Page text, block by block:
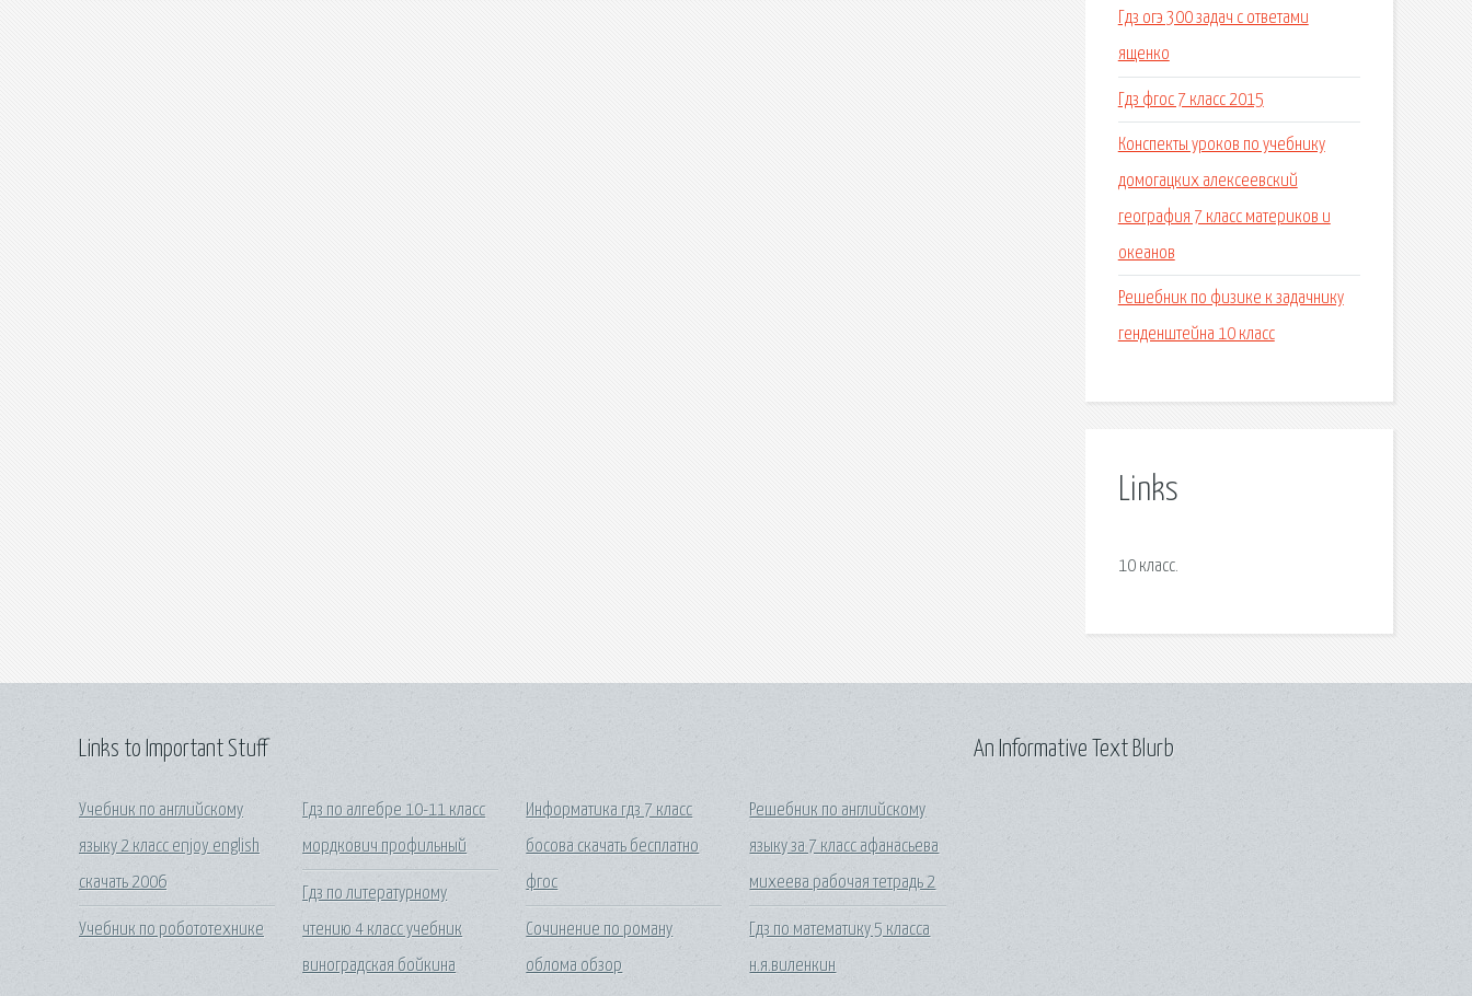
Гдз огэ 300 задач с ответами
ященко
Гдз фгос 7 класс 2015
Конспекты уроков по учебнику
домогацких алексеевский
география 7 класс материков и
океанов
Решебник по физике к задачнику
генденштейна 10 класс
Links
10 класс.
Links to Important Stuff
Учебник по английскому
языку 2 класс enjoy english
скачать 2006
Учебник по робототехнике
Гдз по алгебре 10-11 класс
мордкович профильный
Гдз по литературному
чтению 4 класс учебник
виноградская бойкина
Информатика гдз 7 класс
босова скачать бесплатно
фгос
Сочинение по роману
облома обзор
Решебник по английскому
языку за 7 класс афанасьева
михеева рабочая тетрадь 2
Гдз по математику 5 класса
н.я.виленкин
An Informative Text Blurb